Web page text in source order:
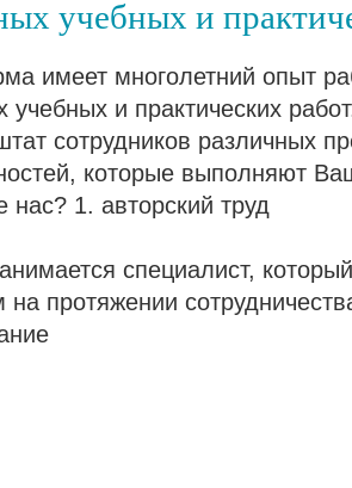
учебных и
имеет многолетний опыт
учебных и практических
сотрудников различных
которые выполняют
нас? 1. авторский труд
специалист,
на протяжении